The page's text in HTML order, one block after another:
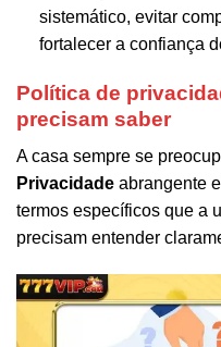
sistemático, evitar
fortalecer a confiança
Política de
precisam saber
A casa sempre se
Privacidade abrangente
termos específicos que a
precisam entender